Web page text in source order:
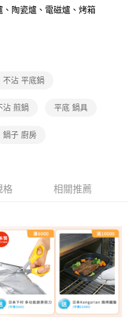
條碼／台灣大直營門市／銀行轉
費。
務，並由商店將買賣／分期付款
約關係目的，商店將以您的個人
之確認、核對及更正。
陶瓷爐、電磁爐、烤箱
不沾 平底鍋
沾 煎鍋 平底 鍋具
鍋子 廚房
格 相關推薦